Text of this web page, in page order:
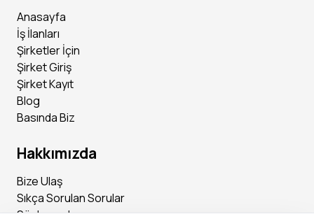
Anasayfa
İş İlanları
Şirketler İçin
Şirket Giriş
Şirket Kayıt
Blog
Basında Biz
Hakkımızda
Bize Ulaş
Sıkça Sorulan Sorular
Sözleşmeler